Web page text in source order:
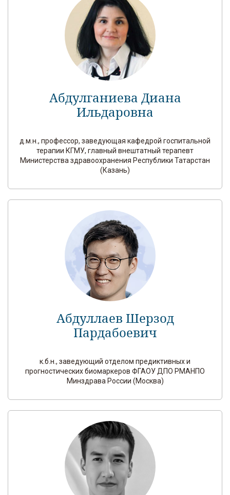
Абдулганиева Диана
Ильдаровна
д.м.н., профессор, заведующая кафедрой госпитальной
терапии КГМУ, главный внештатный терапевт
Министерства здравоохранения Республики Татарстан
(Казань)
Абдуллаев Шерзод
Пардабоевич
к.б.н., заведующий отделом предиктивных и
прогностических биомаркеров ФГАОУ ДПО РМАНПО
Минздрава России (Москва)